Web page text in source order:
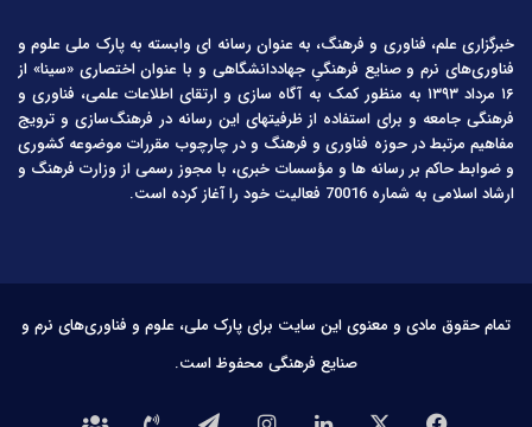
خبرگزاری علم، فناوری و فرهنگ، به عنوان رسانه ای وابسته به پارک ملی علوم و
فناوری‌های نرم و صنایع فرهنگیِ جهاددانشگاهی و با عنوان اختصاری «سینا» از
۱۶ مرداد ۱۳۹۳ به منظور کمک به آگاه سازی و ارتقای اطلاعات علمی، فناوری و
فرهنگی جامعه و برای استفاده از ظرفیتهای این رسانه در فرهنگ‌سازی و ترویج
مفاهیم مرتبط در حوزه فناوری و فرهنگ و در چارچوب مقررات موضوعه کشوری
و ضوابط حاکم بر رسانه ها و مؤسسات خبری، با مجوز رسمی از وزارت فرهنگ و
ارشاد اسلامی به شماره 70016 فعالیت خود را آغاز کرده است.
تمام حقوق مادی و معنوی این سایت برای پارک ملی، علوم و فناوری‌های نرم و
صنایع فرهنگی محفوظ است.